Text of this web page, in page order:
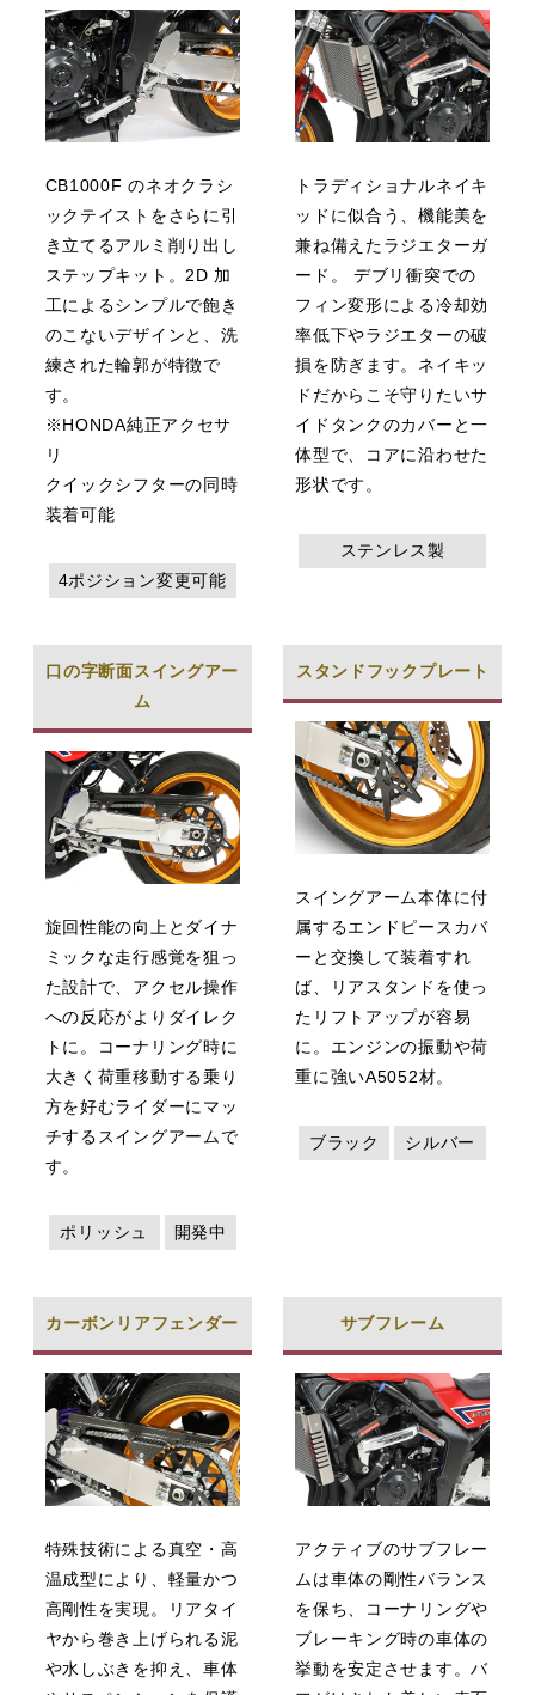
CB1000F のネオクラシ
ックテイストをさらに引
き立てるアルミ削り出し
ステップキット。2D 加
工によるシンプルで飽き
のこないデザインと、洗
練された輪郭が特徴で
す。
※HONDA純正アクセサ
リ
クイックシフターの同時
装着可能
4ポジション変更可能
トラディショナルネイキ
ッドに似合う、機能美を
兼ね備えたラジエターガ
ード。 デブリ衝突での
フィン変形による冷却効
率低下やラジエターの破
損を防ぎます。ネイキッ
ドだからこそ守りたいサ
イドタンクのカバーと一
体型で、コアに沿わせた
形状です。
ステンレス製
口の字断面スイングアー
ム
旋回性能の向上とダイナ
ミックな走行感覚を狙っ
た設計で、アクセル操作
への反応がよりダイレク
トに。コーナリング時に
大きく荷重移動する乗り
方を好むライダーにマッ
チするスイングアームで
す。
ポリッシュ 開発中
スタンドフックプレート
スイングアーム本体に付
属するエンドピースカバ
ーと交換して装着すれ
ば、リアスタンドを使っ
たリフトアップが容易
に。エンジンの振動や荷
重に強いA5052材。
ブラック シルバー
カーボンリアフェンダー
特殊技術による真空・高
温成型により、軽量かつ
高剛性を実現。リアタイ
ヤから巻き上げられる泥
や水しぶきを抑え、車体
サブフレーム
アクティブのサブフレー
ムは車体の剛性バランス
を保ち、コーナリングや
ブレーキング時の車体の
挙動を安定させます。バ